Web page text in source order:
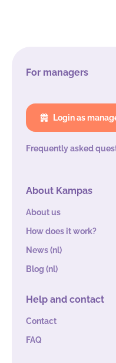
For managers
Login as
Frequently asked
About Kampas
About us
How does it work?
News (nl)
Blog (nl)
Help and contact
Contact
FAQ